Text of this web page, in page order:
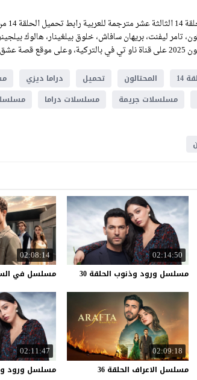
تامر ليفنت، بريهان سافاش، خلوق بيلغينار، هالوك
14 المحتالون تحميل دراما ديزي
مسلسلات جريمة مسلسلات دراما
02:14:50
مسلسل ورود وذنوب الحلقة 30
02:08:14
مسلسل في
02:09:18
مسلسل الاعراف الحلقة 36
02:11:47
مسلسل ورود